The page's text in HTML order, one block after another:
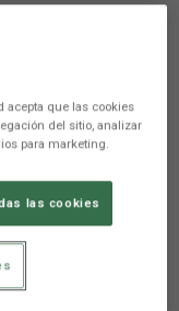
acepta que las cookies
del sitio, analizar
para marketing.
las cookies